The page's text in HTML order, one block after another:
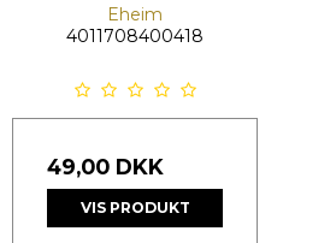
Eheim
4011708400418
49,00 DKK
VIS PRODUKT